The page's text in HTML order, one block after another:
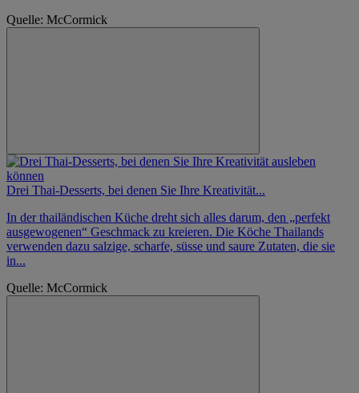
Quelle: McCormick
Drei Thai-Desserts, bei denen Sie Ihre Kreativität...
In der thailändischen Küche dreht sich alles darum, den „perfekt
ausgewogenen“ Geschmack zu kreieren. Die Köche Thailands
verwenden dazu salzige, scharfe, süsse und saure Zutaten, die sie
in...
Quelle: McCormick